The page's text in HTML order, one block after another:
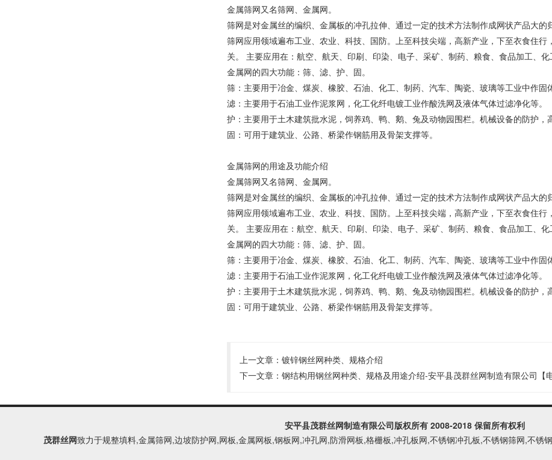
金属筛网又名筛网、金属网。
筛网是对金属丝的编织、金属板的冲孔拉伸、通过一定的技术方法制作成网状产品大的
筛网应用领域遍布工业、农业、科技、国防。上至科技尖端，高新产业，下至衣食住
关。 主要应用在：航空、航天、印刷、印染、电子、采矿、制药、粮食、食品加工、化
金属网的四大功能：筛、滤、护、固。
筛：主要用于冶金、煤炭、橡胶、石油、化工、制药、汽车、陶瓷、玻璃等工业中作固
滤：主要用于石油工业作泥浆网，化工化纤电镀工业作酸洗网及液体气体过滤净化等。
护：主要用于土木建筑批水泥，饲养鸡、鸭、鹅、兔及动物园围栏。机械设备的防护，
固：可用于建筑业、公路、桥梁作钢筋用及骨架支撑等。
金属筛网的用途及功能介绍
金属筛网又名筛网、金属网。
筛网是对金属丝的编织、金属板的冲孔拉伸、通过一定的技术方法制作成网状产品大的
筛网应用领域遍布工业、农业、科技、国防。上至科技尖端，高新产业，下至衣食住
关。 主要应用在：航空、航天、印刷、印染、电子、采矿、制药、粮食、食品加工、化
金属网的四大功能：筛、滤、护、固。
筛：主要用于冶金、煤炭、橡胶、石油、化工、制药、汽车、陶瓷、玻璃等工业中作固
滤：主要用于石油工业作泥浆网，化工化纤电镀工业作酸洗网及液体气体过滤净化等。
护：主要用于土木建筑批水泥，饲养鸡、鸭、鹅、兔及动物园围栏。机械设备的防护，
固：可用于建筑业、公路、桥梁作钢筋用及骨架支撑等。
上一文章： 镀锌钢丝网种类、规格介绍
下一文章： 钢结构用钢丝网种类、规格及用途介绍-安平县茂群丝网制造有限公司【
安平县茂群丝网制造有限公司版权所有 2008-2018 保留所有权利
茂群丝网致力于规整填料,金属筛网,边坡防护网,网板,金属网板,钢板网,冲孔网,防滑网板,格栅板,冲孔板网,不锈钢冲孔板,不锈钢筛网,不锈